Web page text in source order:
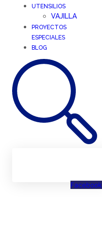
UTENSILIOS
VAJILLA
PROYECTOS
ESPECIALES
BLOG
Facebook